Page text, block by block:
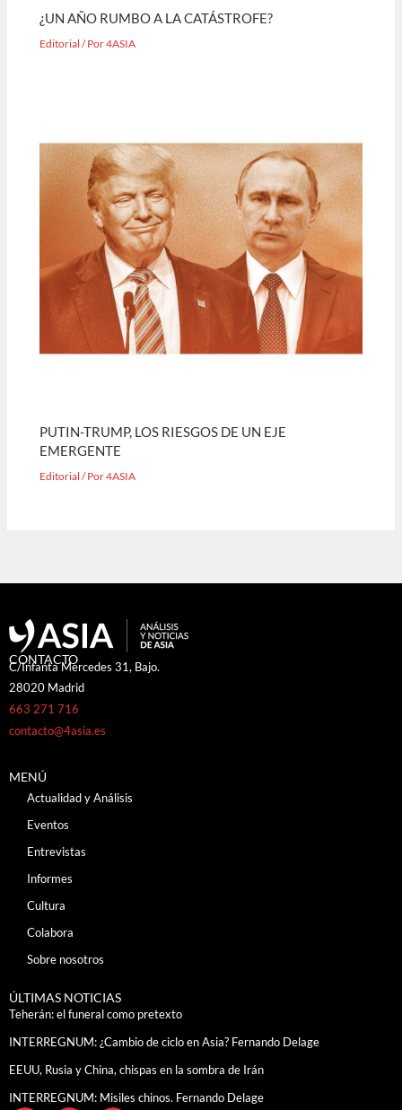
¿UN AÑO RUMBO A LA CATÁSTROFE?
Editorial / Por4ASIA
PUTIN-TRUMP, LOS RIESGOS DE UN EJE
EMERGENTE
Editorial / Por4ASIA
CONTACTO
C/Infanta Mercedes 31, Bajo.
28020 Madrid
663 271 716
contacto@4asia.es
MENÚ
Actualidad y Análisis
Eventos
Entrevistas
Informes
Cultura
Colabora
Sobre nosotros
ÚLTIMAS NOTICIAS
Teherán: el funeral como pretexto
INTERREGNUM: ¿Cambio de ciclo en Asia? Fernando Delage
EEUU, Rusia y China, chispas en la sombra de Irán
INTERREGNUM: Misiles chinos. Fernando Delage